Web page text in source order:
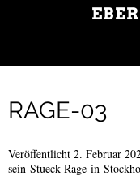
RAGE-03
Veröffentlicht 2. Februar
sein-Stueck-Rage-in-